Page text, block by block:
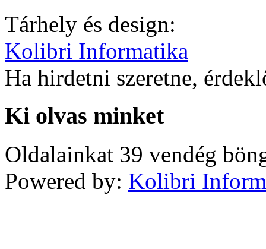
Tárhely és design:
Kolibri Informatika
Ha hirdetni szeretne,
Ki olvas minket
Oldalainkat 39 vendég
Powered by: Kolibri